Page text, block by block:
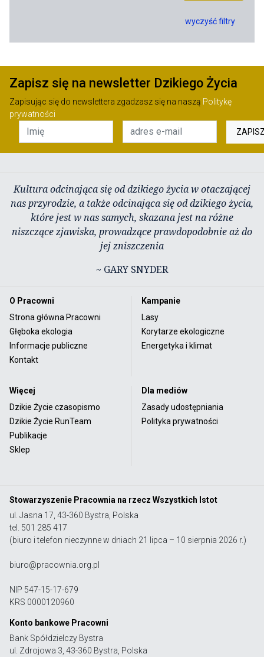
wyczyść filtry
Zapisz się na newsletter Dzikiego Życia
Zapisując się do newslettera zgadzasz się na naszą Politykę
prywatności
Kultura odcinająca się od dzikiego życia w otaczającej
nas przyrodzie, a także odcinająca się od dzikiego życia,
które jest w nas samych, skazana jest na różne
niszczące zjawiska, prowadzące prawdopodobnie aż do
jej zniszczenia
~ GARY SNYDER
O Pracowni
Strona główna Pracowni
Głęboka ekologia
Informacje publiczne
Kontakt
Kampanie
Lasy
Korytarze ekologiczne
Energetyka i klimat
Więcej
Dzikie Życie czasopismo
Dzikie Życie RunTeam
Publikacje
Sklep
Dla mediów
Zasady udostępniania
Polityka prywatności
Stowarzyszenie Pracownia na rzecz Wszystkich Istot
ul. Jasna 17, 43-360 Bystra, Polska
tel. 501 285 417
(biuro i telefon nieczynne w dniach 21 lipca – 10 sierpnia 2026 r.)
biuro@pracownia.org.pl
NIP 547-15-17-679
KRS 0000120960
Konto bankowe Pracowni
Bank Spółdzielczy Bystra
ul. Zdrojowa 3, 43-360 Bystra, Polska